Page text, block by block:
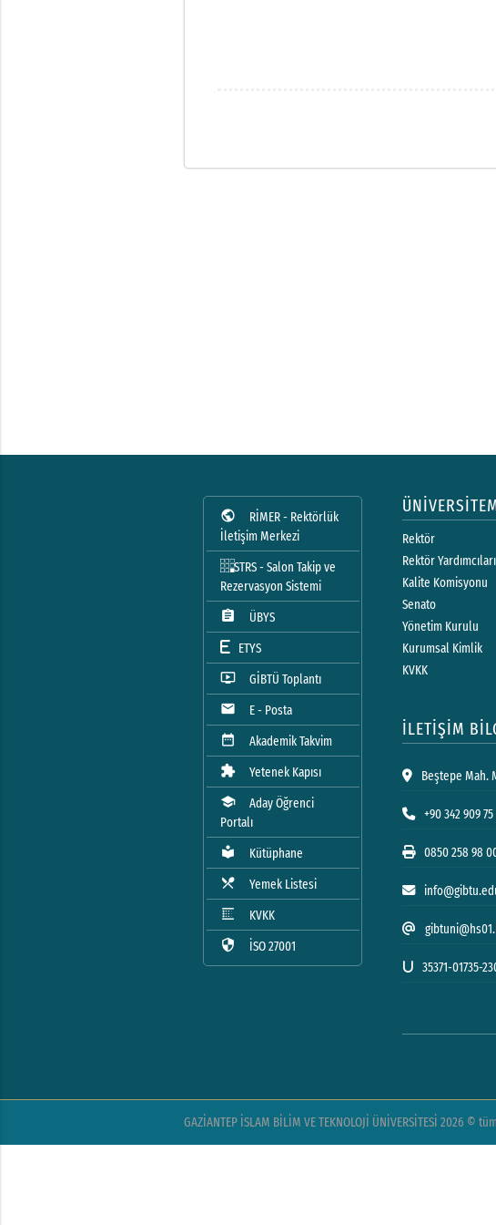
public
RİMER - Rektörlük
İletişim Merkezi
STRS - Salon Takip ve
Rezervasyon Sistemi
assignment
ÜBYS
ETYS
ondemand_video
GİBTÜ Toplantı
mail
E - Posta
date_range
Akademik Takvim
extension
Yetenek Kapısı
school
Aday Öğrenci
Portalı
local_library
Kütüphane
local_dining
Yemek Listesi
blur_linear
KVKK
security
İSO 27001
Rektör
Rektör Yardımcıları
Kalite Komisyonu
Senato
Yönetim Kurulu
Kurumsal Kimlik
KVKK
İLETİŞİM
Beştepe Mah.
+90 342 909
0850 258 98
35371-01735-
GAZİANTEP İSLAM BİLİM VE TEKNOLOJİ ÜNİVERSİTESİ 2026 ©